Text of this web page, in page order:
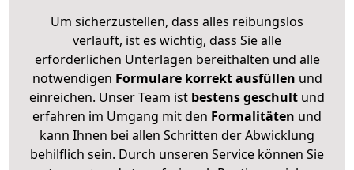
Um sicherzustellen, dass alles reibungslos
verläuft, ist es wichtig, dass Sie alle
erforderlichen Unterlagen bereithalten und alle
notwendigen Formulare korrekt ausfüllen und
einreichen. Unser Team ist bestens geschult und
erfahren im Umgang mit den Formalitäten und
kann Ihnen bei allen Schritten der Abwicklung
behilflich sein. Durch unseren Service können Sie